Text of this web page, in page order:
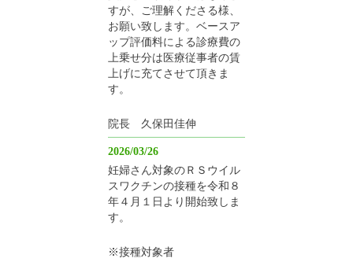
すが、ご理解くださる様、
お願い致します。ベースア
ップ評価料による診療費の
上乗せ分は医療従事者の賃
上げに充てさせて頂きま
す。
院長 久保田佳伸
2026/03/26
妊婦さん対象のＲＳウイル
スワクチンの接種を令和８
年４月１日より開始致しま
す。
※接種対象者